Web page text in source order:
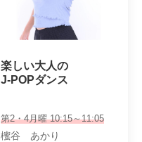
楽しい大人の
J-POPダンス
第2・4月曜 10:15～11:05
櫁谷 あかり